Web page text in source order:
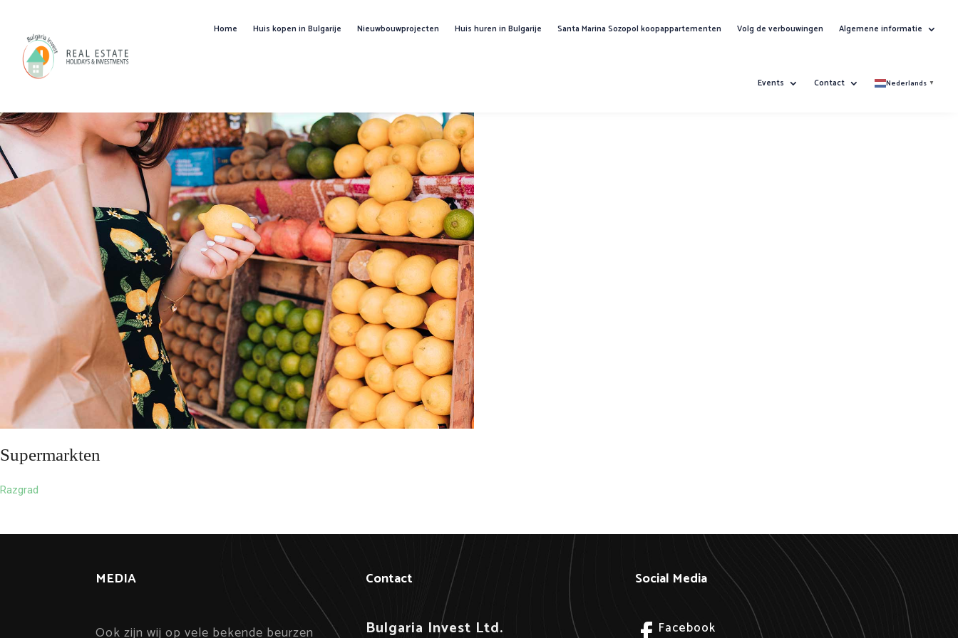
Home Huis kopen in Bulgarije Nieuwbouwprojecten Huis huren in Bulgarije Santa Marina Sozopol koopappartementen Volg de verbouwingen Algemene informatie
Events Contact Nederlands ▼
Supermarkten
Razgrad
MEDIA
Ook zijn wij op vele bekende beurzen
Contact
Bulgaria Invest Ltd.
Social Media
 Facebook